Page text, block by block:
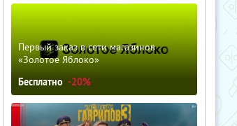
Первый заказ в сети магазинов
«Золотое Яблоко»
Бесплатно -20%